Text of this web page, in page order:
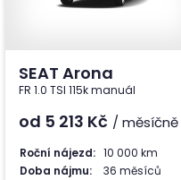
SEAT Arona
FR 1.0 TSI 115k manuál
od 5 213 Kč / měsíčně
Roční nájezd: 10 000 km
Doba nájmu:
36 měsíců